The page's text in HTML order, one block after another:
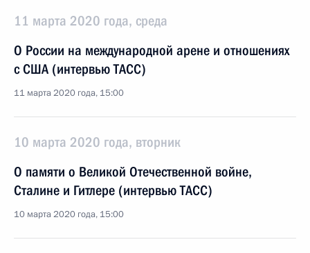
11 марта 2020 года, среда
О России на международной арене и отношениях
с США (интервью ТАСС)
11 марта 2020 года, 15:00
10 марта 2020 года, вторник
О памяти о Великой Отечественной войне,
Сталине и Гитлере (интервью ТАСС)
10 марта 2020 года, 15:00